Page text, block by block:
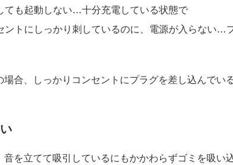
ても起動しない…十分充電している状態で
ントにしっかり刺しているのに、電源が入らない…
場合、しっかりコンセントにプラグを差し込んでい
音を立てて吸引しているにもかかわらずゴミを吸い